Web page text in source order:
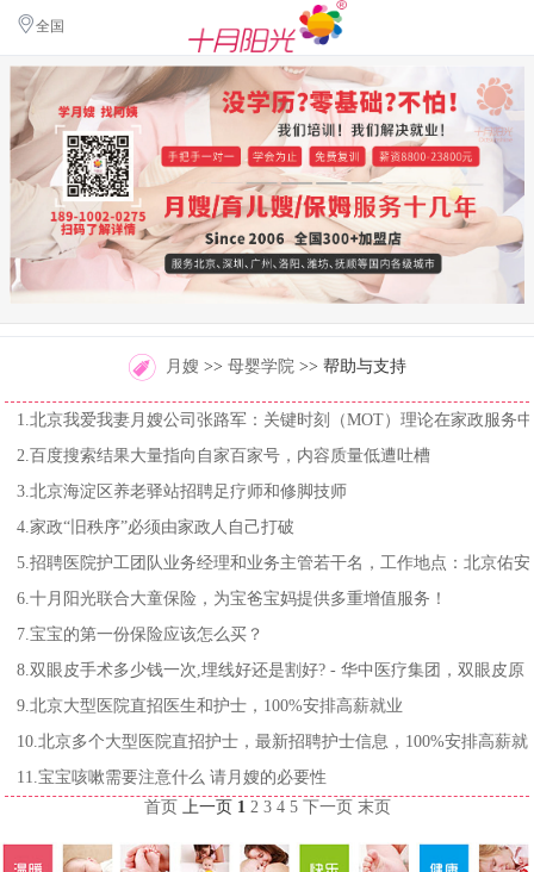
全国
月嫂 >> 母婴学院 >> 帮助与支持
1.北京我爱我妻月嫂公司张路军：关键时刻（MOT）理论在家政服务中
的应用
2.百度搜索结果大量指向自家百家号，内容质量低遭吐槽
3.北京海淀区养老驿站招聘足疗师和修脚技师
4.家政“旧秩序”必须由家政人自己打破
5.招聘医院护工团队业务经理和业务主管若干名，工作地点：北京佑安
医院
6.十月阳光联合大童保险，为宝爸宝妈提供多重增值服务！
7.宝宝的第一份保险应该怎么买？
8.双眼皮手术多少钱一次,埋线好还是割好? - 华中医疗集团，双眼皮原
价9800元现特价1680元
9.北京大型医院直招医生和护士，100%安排高薪就业
10.北京多个大型医院直招护士，最新招聘护士信息，100%安排高薪就
业
11.宝宝咳嗽需要注意什么 请月嫂的必要性
首页
上一页 1 2 3 4 5 下一页 末页